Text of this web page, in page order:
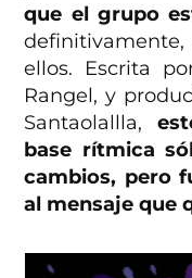
que el grupo
ellos. Escrita
Rangel, y
Santaolallla,
base rítmica
cambios, pero
al mensaje que